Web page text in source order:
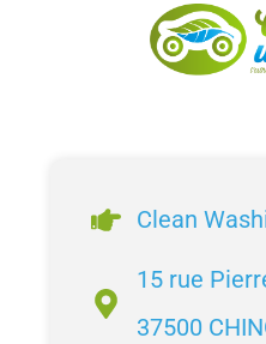
Clean
15 rue
37500